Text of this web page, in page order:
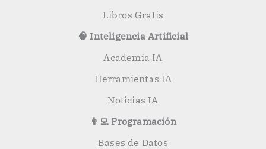
Libros Gratis
🧠 Inteligencia Artificial
Academia IA
Herramientas IA
Noticias IA
👨‍💻 Programación
Bases de Datos